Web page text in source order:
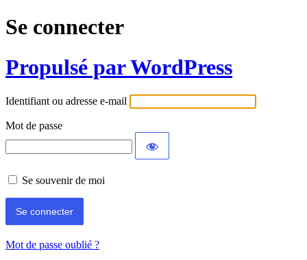
Se connecter
Propulsé par WordPress
Identifiant ou adresse e-mail
Mot de passe
Se souvenir de moi
Mot de passe oublié ?